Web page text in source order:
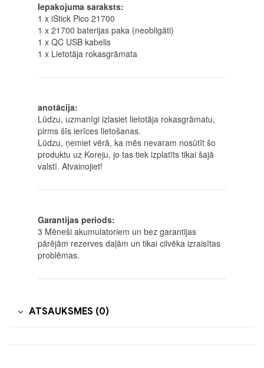
Iepakojuma saraksts:
1 x iStick Pico 21700
1 x 21700 baterijas paka (neobligāti)
1 x QC USB kabelis
1 x Lietotāja rokasgrāmata
anotācija:
Lūdzu, uzmanīgi izlasiet lietotāja rokasgrāmatu,
pirms šīs ierīces lietošanas.
Lūdzu, ņemiet vērā, ka mēs nevaram nosūtīt šo
produktu uz Koreju, jo tas tiek izplatīts tikai šajā
valstī. Atvainojiet!
Garantijas periods:
3 Mēneši akumulatoriem un bez garantijas
pārējām rezerves daļām un tikai cilvēka izraisītas
problēmas.
ATSAUKSMES (0)